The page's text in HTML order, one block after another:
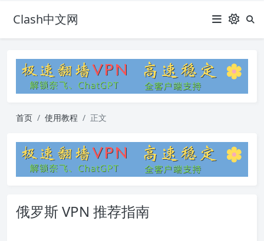
Clash中文网
首页 使用教程 正文
俄罗斯 VPN 推荐指南